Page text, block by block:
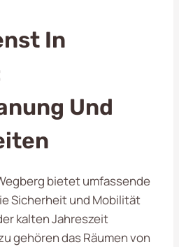
In
Und
bietet umfassende
Sicherheit und Mobilität
kalten Jahreszeit
gehören das Räumen von